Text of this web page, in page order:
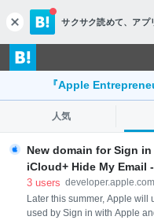
c
l
o
s
サクサク読めて、 アプ
『Apple
人気
New domain for Sign
iCloud+ Hide My Email
Developer
3 users developer.apple.com
Later this summer, Apple will
used by Sign in with Apple